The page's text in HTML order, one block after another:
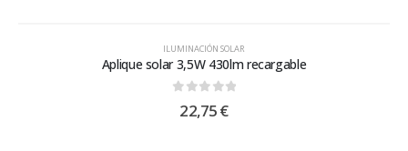
ILUMINACIÓN SOLAR
Aplique solar 3,5W 430lm recargable
22,75€